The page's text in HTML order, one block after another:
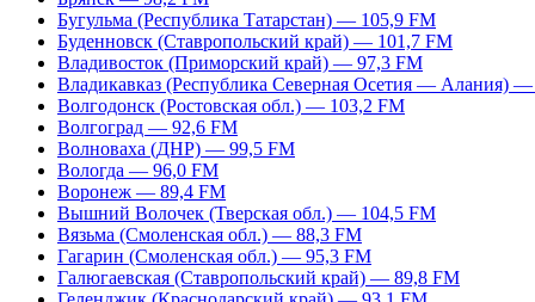
Бугульма (Республика Татарстан) — 105,9 FM
Буденновск (Ставропольский край) — 101,7 FM
Владивосток (Приморский край) — 97,3 FM
Владикавказ (Республика Северная Осетия — Алания)
Волгодонск (Ростовская обл.) — 103,2 FM
Волгоград — 92,6 FM
Волноваха (ДНР) — 99,5 FM
Вологда — 96,0 FM
Воронеж — 89,4 FM
Вышний Волочек (Тверская обл.) — 104,5 FM
Вязьма (Смоленская обл.) — 88,3 FM
Гагарин (Смоленская обл.) — 95,3 FM
Галюгаевская (Ставропольский край) — 89,8 FM